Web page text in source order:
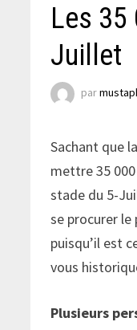
Les
Juillet
par
Sachant que
mettre 35
stade du 5-
se procurer
puisqu’il est
vous
Plusieurs